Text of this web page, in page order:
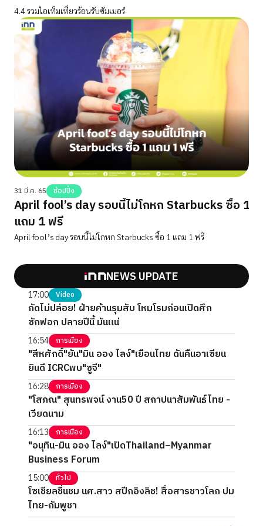
4.4 รวมไอเท็มเที่ยวร้อนรับซัมเมอร์
31 มี.ค. 65 ช้อปปิ้ง
April fool’s day รอบนี้ไม่โกหก Starbucks ซื้อ 1
แถม 1 ฟรี
April fool’s day รอบนี้ไม่โกหก Starbucks ซื้อ 1 แถม 1 ฟรี
NEWS UPDATE
17:00 Video
กัดไม่ปล่อย! ฝ่ายค้านรุมสับ โหมโรมก่อนเปิดศึก
ซักฟอก ปลายปีนี้ มันแน่
16:54 การเมือง
"สีหศักดิ์"ยัน"มิน ออง ไลง์"เยือนไทย ดันคืนอาเซียน
ยินดี ICRCพบ"ซูจี"
16:28 การเมือง
"โสภณ" สุนทรพจน์ งาน50 ปี สถาปนาสัมพันธ์ไทย -
เวียดนาม
16:13 การเมือง
"อนุทิน-มิน ออง ไลง์"เปิดThailand–Myanmar
Business Forum
15:00 ทั่วไป
โซเชียลชื่นชม นศ.สาว สปีกอิงลิช! สื่อสารชาวโลก ปม
ไทย-กัมพูชา